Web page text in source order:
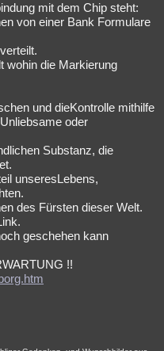
mit dem Chip steht:
von einer Bank Formulare
wohin die Markierung
und dieKontrolle mithilfe
oder
Substanz, die
unseresLebens,
des Fürsten dieser Welt.
geschehen kann
!!